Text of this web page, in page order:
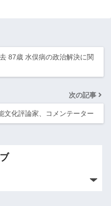
87歳 水俣病の政治解決に関
次の記事
文化評論家、コメンテーター